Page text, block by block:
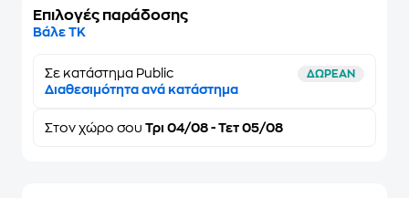
Επιλογές παράδοσης
Βάλε ΤΚ
Σε κατάστημα Public ΔΩΡΕΑΝ
Διαθεσιμότητα ανά κατάστημα
Στον χώρο σου Τρι 04/08 - Τετ 05/08